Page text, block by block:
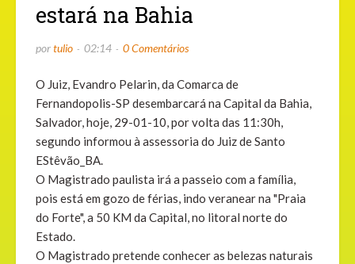
estará na Bahia
portulio 02:14 0 Comentários
O Juiz, Evandro Pelarin, da Comarca de
Fernandopolis-SP desembarcará na Capital da Bahia,
Salvador, hoje, 29-01-10, por volta das 11:30h,
segundo informou à assessoria do Juiz de Santo
EStêvão_BA.
O Magistrado paulista irá a passeio com a família,
pois está em gozo de férias, indo veranear na "Praia
do Forte", a 50 KM da Capital, no litoral norte do
Estado.
O Magistrado pretende conhecer as belezas naturais